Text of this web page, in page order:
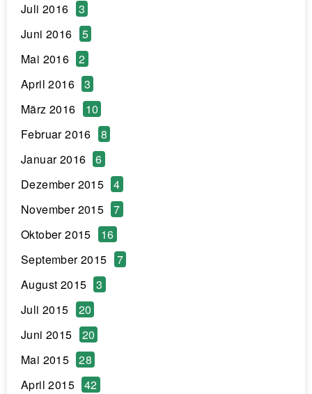
Juli 2016
3
Juni 2016
5
Mai 2016
2
April 2016
3
März 2016
10
Februar 2016
8
Januar 2016
6
Dezember 2015
4
November 2015
7
Oktober 2015
16
September 2015
7
August 2015
3
Juli 2015
20
Juni 2015
20
Mai 2015
28
April 2015
42